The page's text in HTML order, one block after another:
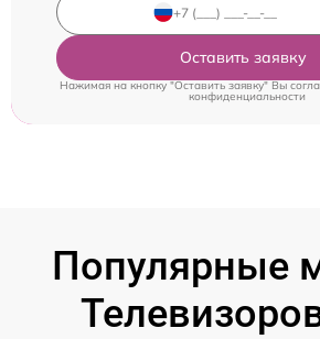
Оставить заявку
Нажимая на кнопку "Оставить заявку" Вы
конфиденциальности
Популярные